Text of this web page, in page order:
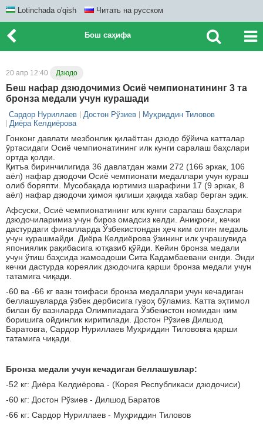
Lotinchada o'qish Читать на русском
Бош саҳифа
20 апр 12:40 Дзюдо
Беш нафар дзюдочимиз Осиё чемпионатининг 3 та
бронза медали учун курашади
Сардор Нуриллаев Достон Рўзиев
Муҳриддин Тиловов
Диёра Келдиёрова
Гонконг давлати мезбонлик қилаётган дзюдо бўйича катталар
ўртасидаги Осиё чемпионатининг илк кунги саралаш баҳслари
ортда қолди.
Қитъа биринчилигида 36 давлатдан жами 272 (166 эркак, 106
аёл) нафар дзюдочи Осиё чемпионати медаллари учун кураш
олиб боряпти. Мусобақада юртимиз шарафини 17 (9 эркак, 8
аёл) нафар дзюдочи ҳимоя қилиши ҳақида хабар берган эдик.
Афсуски, Осиё чемпионатининг илк кунги саралаш баҳслари
дзюдочиларимиз учун бироз омадсиз келди. Аниқроғи, кечки
дастурдаги финалларда Ўзбекистондан ҳеч ким олтин медаль
учун курашмайди. Диёра Келдиёрова ўзининг илк учрашувида
япониялик рақибасига ютқазиб қўйди. Кейин бронза медали
учун ўтиш баҳсида жамоадоши Сита Кадамбаевани енгди. Энди
кечки дастурда кореялик дзюдочига қарши бронза медали учун
татамига чиқади.
-60 ва -66 кг вазн тоифаси бронза медаллари учун кечадиган
беллашувларда ўзбек дербисига гувоҳ бўламиз. Катта эҳтимол
билан бу вазнларда Олимпиадага Ўзбекистон номидан ким
боришига ойдинлик киритилади. Достон Рўзиев Дилшод
Баратовга, Сардор Нуриллаев Муҳриддин Тилововга қарши
татамига чиқади.
Бронза медали учун кечадиган беллашувлар:
-52 кг: Диёра Келдиёрова - (Корея Республикаси дзюдочиси)
-60 кг: Достон Рўзиев - Дилшод Баратов
-66 кг: Сардор Нуриллаев - Муҳриддин Тиловов